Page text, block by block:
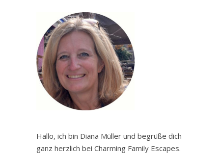
Hallo, ich bin Diana Müller und begrüße dich
ganz herzlich bei Charming Family Escapes.